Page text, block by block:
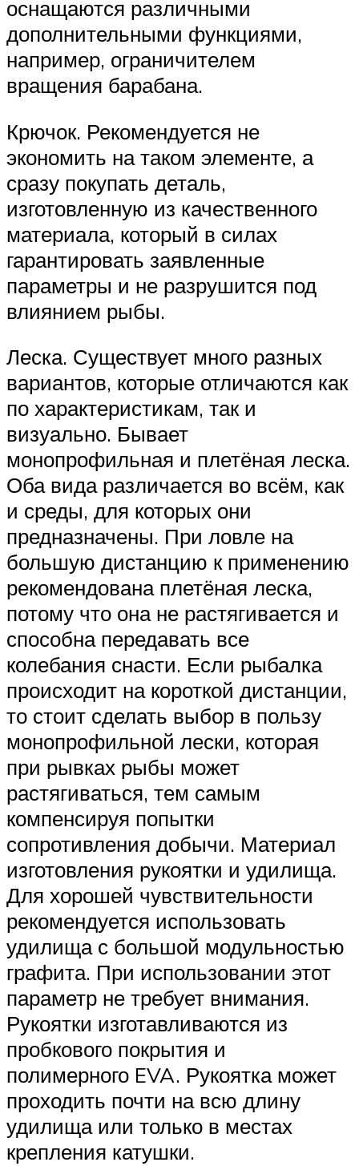
оснащаются различными
дополнительными функциями,
например, ограничителем
вращения барабана.
Крючок. Рекомендуется не
экономить на таком элементе, а
сразу покупать деталь,
изготовленную из качественного
материала, который в силах
гарантировать заявленные
параметры и не разрушится под
влиянием рыбы.
Леска. Существует много разных
вариантов, которые отличаются как
по характеристикам, так и
визуально. Бывает
монопрофильная и плетёная леска.
Оба вида различается во всём, как
и среды, для которых они
предназначены. При ловле на
большую дистанцию к применению
рекомендована плетёная леска,
потому что она не растягивается и
способна передавать все
колебания снасти. Если рыбалка
происходит на короткой дистанции,
то стоит сделать выбор в пользу
монопрофильной лески, которая
при рывках рыбы может
растягиваться, тем самым
компенсируя попытки
сопротивления добычи. Материал
изготовления рукоятки и удилища.
Для хорошей чувствительности
рекомендуется использовать
удилища с большой модульностью
графита. При использовании этот
параметр не требует внимания.
Рукоятки изготавливаются из
пробкового покрытия и
полимерного EVA. Рукоятка может
проходить почти на всю длину
удилища или только в местах
крепления катушки.